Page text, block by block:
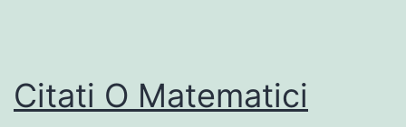
Citati O Matematici